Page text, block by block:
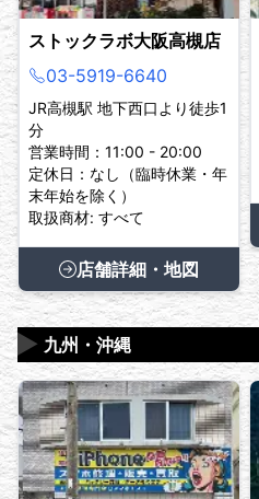
ストックラボ大阪高槻店
03-5919-6640
JR高槻駅 地下西口より徒歩1
分
営業時間：11:00 - 20:00
定休日：なし（臨時休業・年
末年始を除く）
取扱商材: すべて
店舗詳細・地図
九州・沖縄
▶